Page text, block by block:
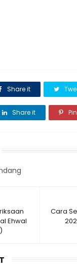
Share it
Share it
Cara
Ehwal